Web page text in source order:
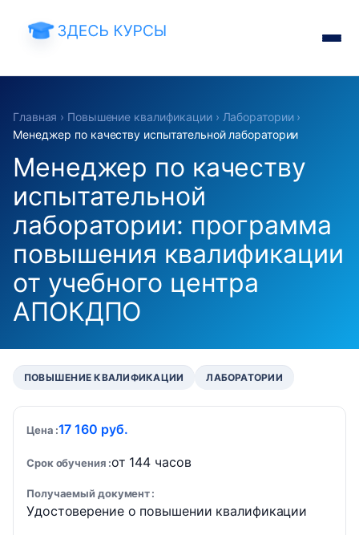
Главная › Повышение квалификации› Лаборатории›
Менеджер по качеству испытательной лаборатории
Менеджер по качеству
испытательной
лаборатории: программа
повышения квалификации
от учебного центра
АПОКДПО
ПОВЫШЕНИЕ КВАЛИФИКАЦИИ ЛАБОРАТОРИИ
Цена 17 160 руб.
Срок обучения от 144 часов
Получаемый документ
Удостоверение о повышении квалификации